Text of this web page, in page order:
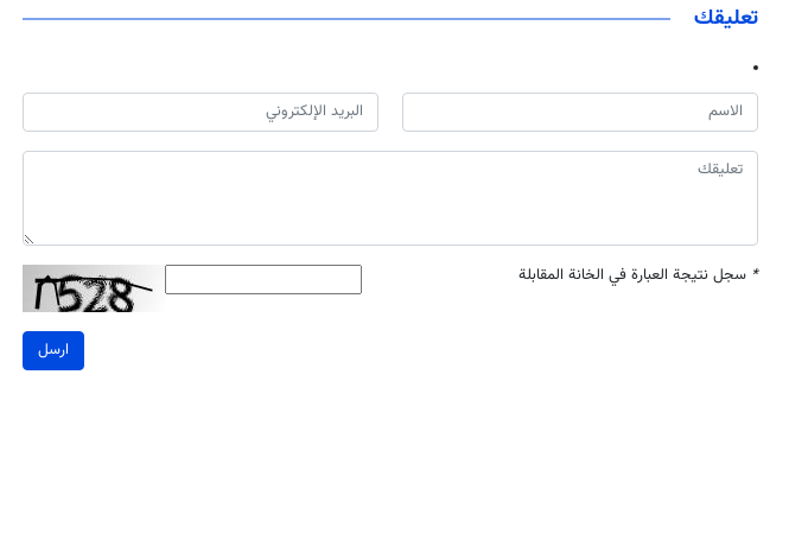
تعليقك
* سجل نتيجة العبارة في الخانة المقابلة
ارسل